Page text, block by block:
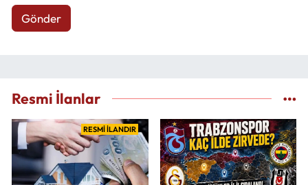
Gönder
Resmi İlanlar
RESMİ İLANDIR